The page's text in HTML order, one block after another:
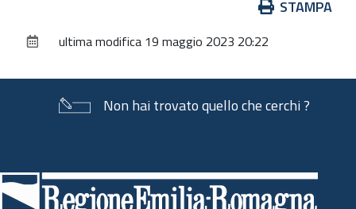
documento
STAMPA
ultima modifica 19 maggio 2023 20:22
Non hai trovato quello che cerchi ?
di